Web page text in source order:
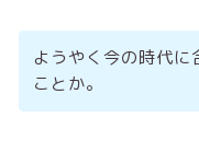
ようやく今の時代に
ことか。